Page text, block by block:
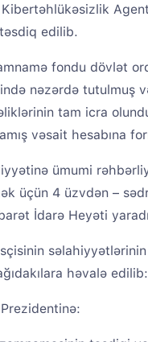
edilib.
fondu dövlət
nəzərdə tutulmuş
tam icra
vəsait hesabına
ümumi
üçün 4 üzvdən –
İdarə Heyəti
həvalə edilib: